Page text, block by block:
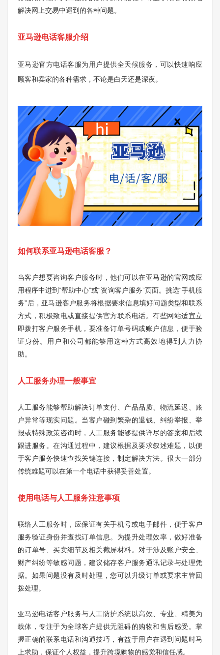
解决网上交易中遇到的各种问题。
亚马逊电话客服介绍
亚马逊官方电话客服为用户提供全天候服务，可以快速响应
顾客和卖家的各种需求，不论是白天还是深夜。
如何联系亚马逊电话客服？
当客户想要咨询客户服务时，他们可以在亚马逊的官网或应
用程序中进到“帮助中心”或“资询客户服务”页面。挑选“手机服
务”后，亚马逊客户服务将根据要求信息填好问题类型和联系
方式，积极致电或直接提供官方联系电话。有些网站适宜立
即拨打客户服务手机，要准备订单号码或账户信息，便于验
证身份。用户和公司都能够用这种方式高效地得到人力协
助。
人工服务办理一般事宜
人工服务能够帮助解决订单支付、产品品质、物流延迟、账
户异常等现实问题。当客户碰到繁杂的退钱、纠纷举报、举
报或特殊政策咨询时，人工服务能够提供详尽的答案和后续
跟进服务。在沟通过程中，建议根据及要求叙述难题，以便
于客户服务快速查找关键连接，制定解决方法。很大一部分
传统难题可以在第一个电话中获得妥善处置。
使用电话与人工服务注意事项
联络人工服务时，应保证有关手机号或电子邮件，便于客户
服务验证身份并查找订单信息。为提升处理效率，做好准备
的订单号、买卖细节及相关截屏材料。对于涉及账户安全、
财产纠纷等敏感问题，建议储存客户服务通讯记录与处理凭
据。如果问题没有及时处理，您可以升级订单或要求主管回
拨处理。
亚马逊电话客户服务与人工防护系统以高效、专业、精美为
载体，专注于为全球客户提供无阻碍的购物和售后感受。掌
握正确的联系电话和沟通技巧，有益于用户在遇到问题时马
上求助，保证个人权益，提升跨境购物的感觉和信任感。